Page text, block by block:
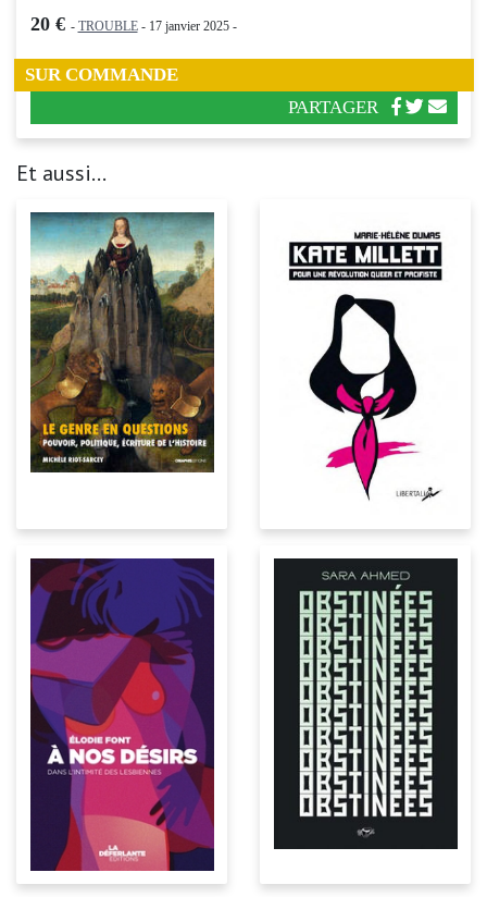
20 € - TROUBLE- 17 janvier 2025 -
SUR COMMANDE
PARTAGER
Et aussi...